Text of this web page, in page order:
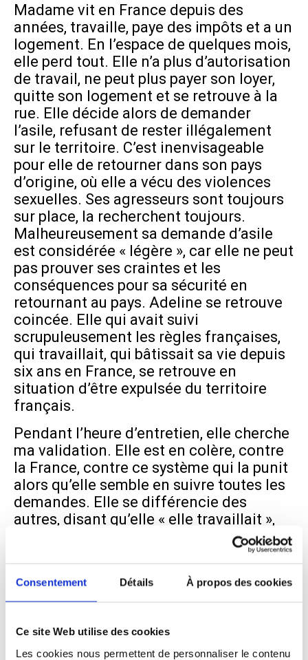
Consentement Détails À propos des cookies
Ce site Web utilise des cookies
Les cookies nous permettent de personnaliser le contenu
Madame vit en France depuis des
années, travaille, paye des impôts et a un
logement. En l’espace de quelques mois,
elle perd tout. Elle n’a plus d’autorisation
de travail, ne peut plus payer son loyer,
quitte son logement et se retrouve à la
rue. Elle décide alors de demander
l’asile, refusant de rester illégalement
sur le territoire. C’est inenvisageable
pour elle de retourner dans son pays
d’origine, où elle a vécu des violences
sexuelles. Ses agresseurs sont toujours
sur place, la recherchent toujours.
Malheureusement sa demande d’asile
est considérée « légère », car elle ne peut
pas prouver ses craintes et les
conséquences pour sa sécurité en
retournant au pays. Adeline se retrouve
coincée. Elle qui avait suivi
scrupuleusement les règles françaises,
qui travaillait, qui bâtissait sa vie depuis
six ans en France, se retrouve en
situation d’être expulsée du territoire
français.
Pendant l’heure d’entretien, elle cherche
ma validation. Elle est en colère, contre
la France, contre ce système qui la punit
alors qu’elle semble en suivre toutes les
demandes. Elle se différencie des
autres, disant qu’elle « elle travaillait »,
elle ne « profitait pas » des aides en
pourtant, six ans après son arrivée, elle
se retrouve dans le système d’urgence,
Comme elle n’a plus de papiers, elle ne
peut pas retrouver de travail, alors que